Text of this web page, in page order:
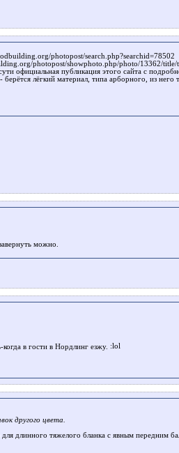
photopost/search.php?searchid=78502
photopost/showphoto.php/photo/13362/
официальная публикация этого сайта с
лёгкий материал, типа арборного, из
можно.
в гости в Нордлинг езжу.
другого цвета.
длинного тяжелого бланка с явным передним